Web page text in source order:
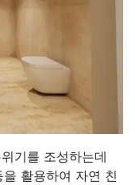
기를 조성하는데
활용하여 자연 친